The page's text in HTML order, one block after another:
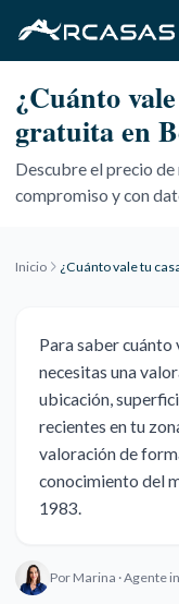
¿Cuánto
gratuita en
Descubre el precio
compromiso y con
Inicio ¿Cuánto vale tu
Para saber cuánto
necesitas una
ubicación,
recientes en tu
valoración de
conocimiento del
1983.
Por Marina · Agente